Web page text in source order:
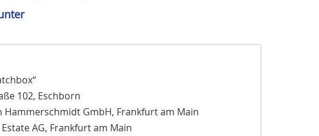
102, Eschborn
Hammerschmidt GmbH, Frankfurt am Main
AG, Frankfurt am Main